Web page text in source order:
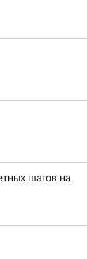
шагов на